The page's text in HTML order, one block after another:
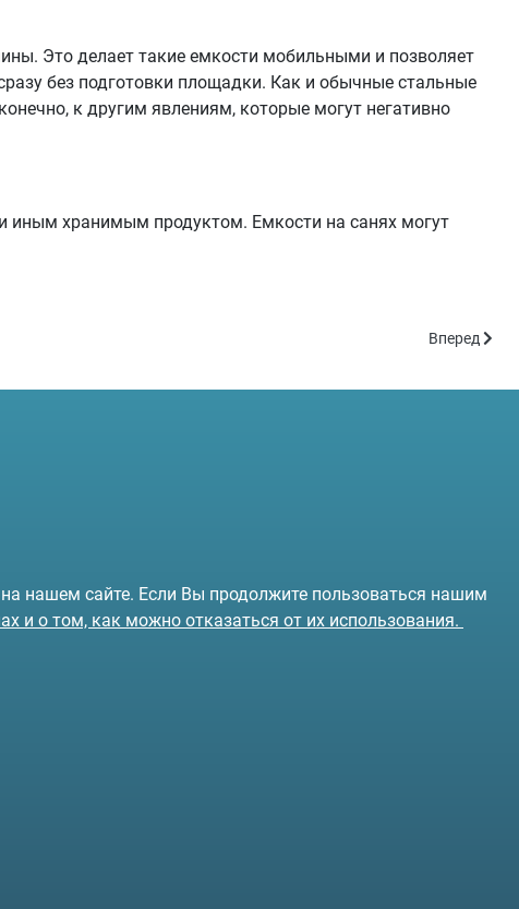
Это делает такие емкости мобильными и позволяет
без подготовки площадки. Как и обычные стальные
к другим явлениям, которые могут негативно
иным хранимым продуктом. Емкости на санях могут
Следующий:
Вперед
нашем сайте. Если Вы продолжите пользоваться нашим
и о том, как можно отказаться от их использования.